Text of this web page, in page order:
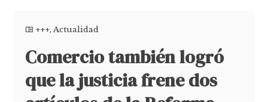
+++,Actualidad
Comercio también logró
que la justicia frene dos